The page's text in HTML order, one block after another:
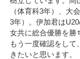
（体育科3年）、大
3年）。伊加君は
女共に総合優勝を勝
もう一度確認をし
きたいと思います。